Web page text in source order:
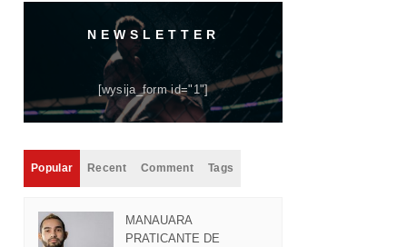
NEWSLETTER
[wysija_form id="1"]
Popular Recent Comment Tags
MANAUARA
PRATICANTE DE